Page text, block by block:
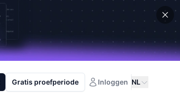
Gratis proefperiode Inloggen NL